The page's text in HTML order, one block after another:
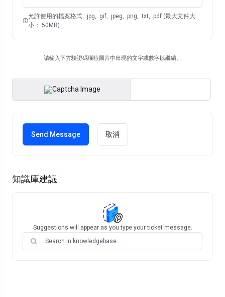
知識庫建議
Suggestions will appear as you type your ticket message.
允許使用的檔案格式: .jpg, .gif, .jpeg, .png, .txt, .pdf (最大文件大
小： 50MB)
請輸入下方驗證碼欄位圖片中出現的文字或數字以繼續。
取消